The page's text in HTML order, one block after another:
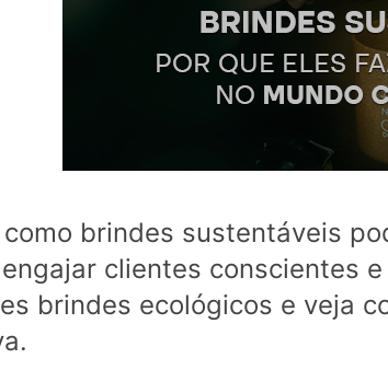
brindes sustentáveis
clientes conscientes
brindes ecológicos e veja